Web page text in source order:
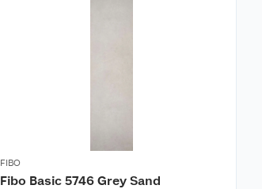
FIBO
Fibo Basic 5746 Grey Sand